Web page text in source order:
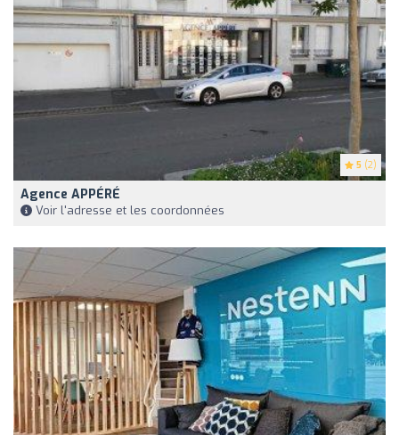
5 (2)
Agence APPÉRÉ
Voir l'adresse et les coordonnées